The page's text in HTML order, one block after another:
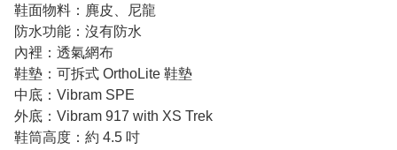
鞋面物料：麂皮、尼龍
防水功能：沒有防水
內裡：透氣網布
鞋墊：可拆式 OrthoLite 鞋墊
中底：Vibram SPE
外底：Vibram 917 with XS Trek
鞋筒高度：約 4.5 吋